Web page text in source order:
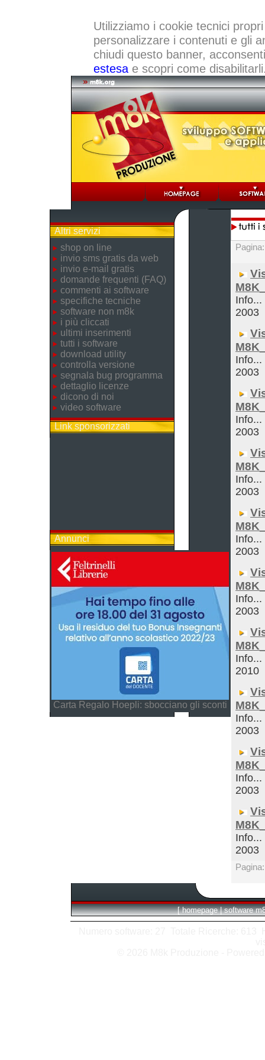
Utilizziamo i cookie tecnici
personalizzare i contenuti e gli
chiudi questo banner,
estesae scopri come
Altri servizi
shop on line
invio sms gratis da web
invio e-mail gratis
domande frequenti (FAQ)
commenti ai software
specifiche tecniche
software non m8k
i più cliccati
ultimi inserimenti
tutti i software
download utility
controlla versione
segnala bug programma
dettaglio licenze
dicono di noi
video software
Link sponsorizzati
Annunci
Carta Regalo Hoepli: sbocciano gli sconti
Info...
2003
Info...
2003
Info...
2003
Info...
2003
Info...
2003
Info...
2003
Info...
2010
Info...
2003
Info...
2003
Info...
2003
[ homepage | software